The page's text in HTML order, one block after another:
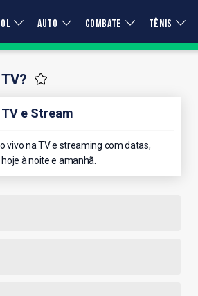
AUTO COMBATE TÊNIS
e Stream
vivo na TV e streaming com datas,
à noite e amanhã.